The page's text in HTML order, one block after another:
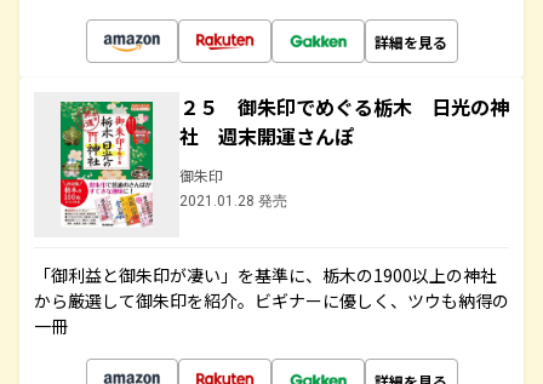
詳細を見る
２５ 御朱印でめぐる栃木 日光の神
社 週末開運さんぽ
御朱印
2021.01.28 発売
「御利益と御朱印が凄い」を基準に、栃木の1900以上の神社
から厳選して御朱印を紹介。ビギナーに優しく、ツウも納得の
一冊